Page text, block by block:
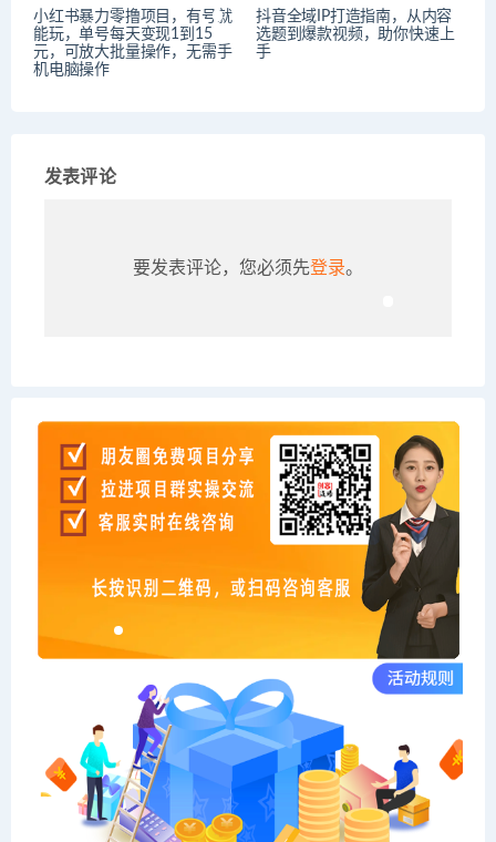
小红书暴力零撸项目，有号就
能玩，单号每天变现1到15
元，可放大批量操作，无需手
机电脑操作
抖音全域IP打造指南，从内容
选题到爆款视频，助你快速上
手
发表评论
要发表评论，您必须先登录。